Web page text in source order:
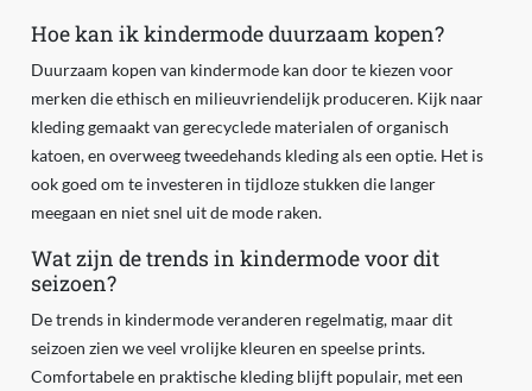
Hoe kan ik kindermode duurzaam kopen?
Duurzaam kopen van kindermode kan door te kiezen voor
merken die ethisch en milieuvriendelijk produceren. Kijk naar
kleding gemaakt van gerecyclede materialen of organisch
katoen, en overweeg tweedehands kleding als een optie. Het is
ook goed om te investeren in tijdloze stukken die langer
meegaan en niet snel uit de mode raken.
Wat zijn de trends in kindermode voor dit
seizoen?
De trends in kindermode veranderen regelmatig, maar dit
seizoen zien we veel vrolijke kleuren en speelse prints.
Comfortabele en praktische kleding blijft populair, met een